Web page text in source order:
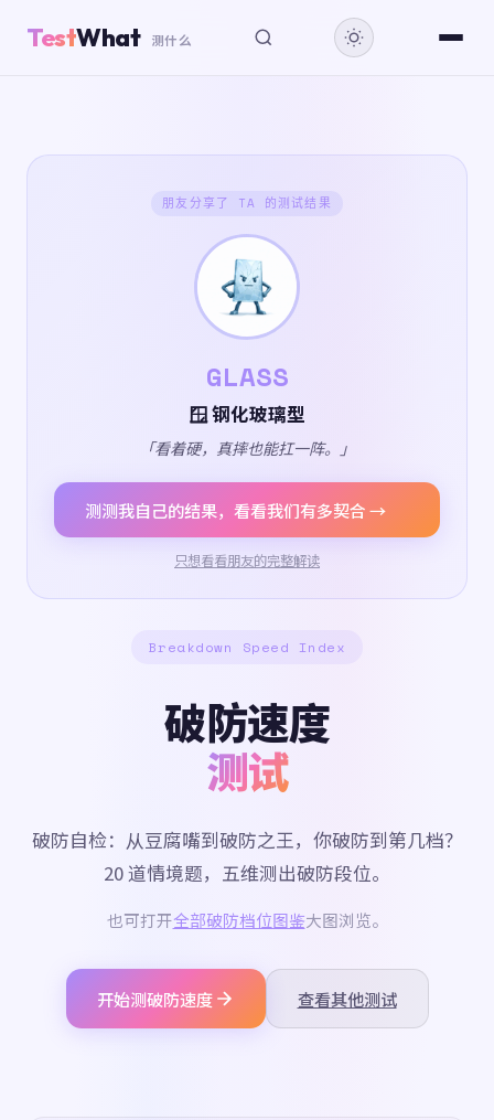
TestWhat 测什么
朋友分享了 TA 的测试结果
GLASS
🪟 钢化玻璃型
「看着硬，真摔也能扛一阵。」
测测我自己的结果，看看我们有多契合 →
只想看看朋友的完整解读
Breakdown Speed Index
破防速度
测试
破防自检：从豆腐嘴到破防之王，你破防到第几档？
20 道情境题，五维测出破防段位。
也可打开全部破防档位图鉴大图浏览。
开始测破防速度 查看其他测试